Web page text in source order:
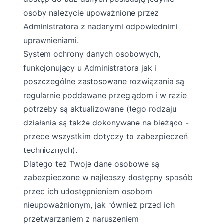
osoby należycie upoważnione przez
Administratora z nadanymi odpowiednimi
uprawnieniami.
System ochrony danych osobowych,
funkcjonujący u Administratora jak i
poszczególne zastosowane rozwiązania są
regularnie poddawane przeglądom i w razie
potrzeby są aktualizowane (tego rodzaju
działania są także dokonywane na bieżąco -
przede wszystkim dotyczy to zabezpieczeń
technicznych).
Dlatego też Twoje dane osobowe są
zabezpieczone w najlepszy dostępny sposób
przed ich udostępnieniem osobom
nieupoważnionym, jak również przed ich
przetwarzaniem z naruszeniem